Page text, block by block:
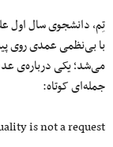
تِم، دانشجوی سال اول
با بی‌نظمی عمدی روی
می‌شد؛ یکی درباره‌ی
جمله‌ای کوتاه:
is not a request.